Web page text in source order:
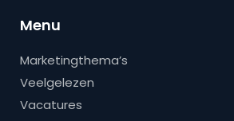
Menu
Marketingthema’s
Veelgelezen
Vacatures